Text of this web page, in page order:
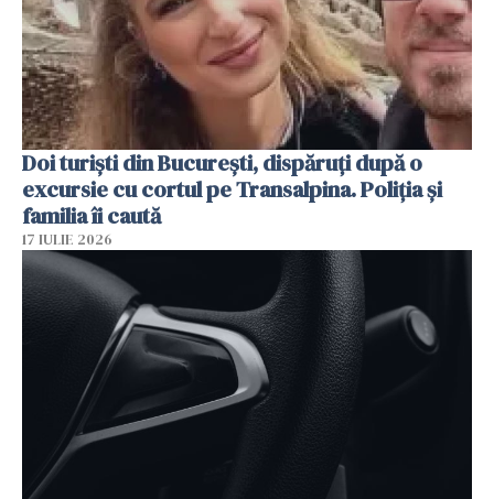
Doi turiști din București, dispăruți după o
excursie cu cortul pe Transalpina. Poliția și
familia îi caută
17 IULIE 2026